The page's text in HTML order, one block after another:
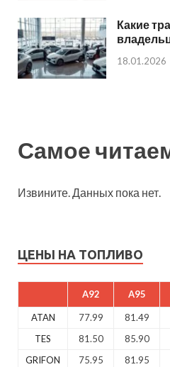
Какие
18.01.2026
Самое
Извините. Данных пока нет.
ЦЕНЫ НА ТОПЛИВО
A92 A95
ATAN 77.99 81.49
TES
81.50 85.90
GRIFON
75.95 81.95